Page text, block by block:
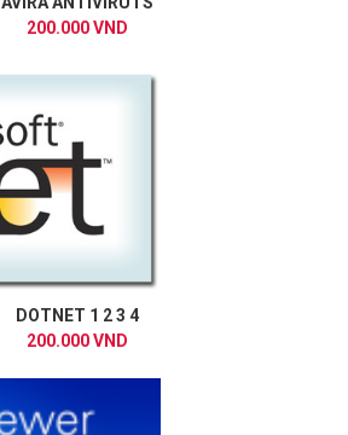
200.000 VND
DOTNET 1 2 3 4
200.000 VND